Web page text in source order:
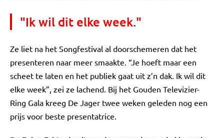
"Ik wil dit elke week."
Ze liet na het Songfestival al doorschemeren dat het
presenteren naar meer smaakte. “Je hoeft maar een
scheet te laten en het publiek gaat uit z’n dak. Ik wil dit
elke week”, zei ze lachend. Bij het Gouden Televizier-
Ring Gala kreeg De Jager twee weken geleden nog een
prijs voor beste presentatrice.